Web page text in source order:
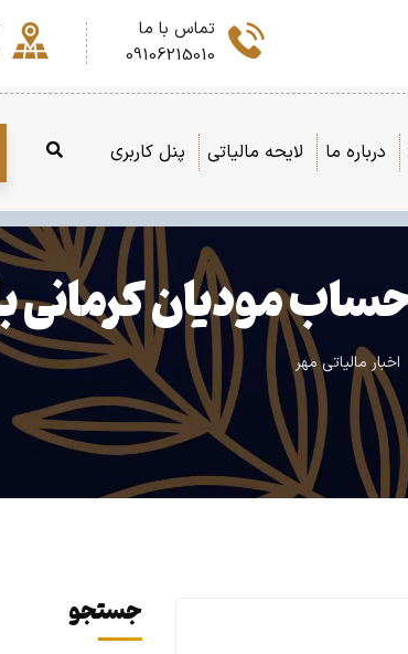
تماس با ما
09106215010
درباره ما لایحه مالیاتی پنل کاربری
اخبار مالیاتی مهر
جستجو